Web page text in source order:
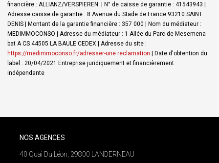
financière : ALLIANZ/VERSPIEREN. | N° de caisse de garantie : 41543943 |
Adresse caisse de garantie : 8 Avenue du Stade de France 93210 SAINT
DENIS | Montant de la garantie financière : 357 000 | Nom du médiateur :
MEDIMMOCONSO | Adresse du médiateur : 1 Allée du Parc de Mesemena
bat A CS 44505 LA BAULE CEDEX | Adresse du site :
https://medimmoconso.fr/adresser-une reclamation | Date d'obtention du
label : 20/04/2021 Entreprise juridiquement et financièrement
indépendante
NOS AGENCES
40 Quai Du Léon, 29800 LANDERNEAU